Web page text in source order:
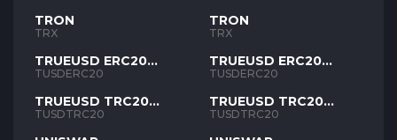
TRON
TRX
TRUEUSD ERC20
TUSD
TUSDERC20
TRUEUSD TRC20
TUSD
TUSDTRC20
TRON
TRX
TRUEUSD ERC20
TUSD
TUSDERC20
TRUEUSD TRC20
TUSD
TUSDTRC20